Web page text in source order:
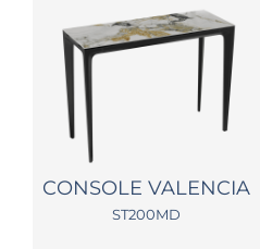
CONSOLE VALENCIA
ST200MD